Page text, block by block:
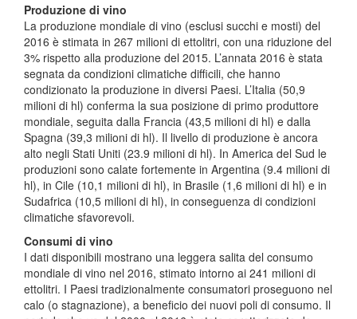
Produzione di vino
La produzione mondiale di vino (esclusi succhi e mosti) del
2016 è stimata in 267 milioni di ettolitri, con una riduzione del
3% rispetto alla produzione del 2015. L’annata 2016 è stata
segnata da condizioni climatiche difficili, che hanno
condizionato la produzione in diversi Paesi. L’Italia (50,9
milioni di hl) conferma la sua posizione di primo produttore
mondiale, seguita dalla Francia (43,5 milioni di hl) e dalla
Spagna (39,3 milioni di hl). Il livello di produzione è ancora
alto negli Stati Uniti (23.9 milioni di hl). In America del Sud le
produzioni sono calate fortemente in Argentina (9.4 milioni di
hl), in Cile (10,1 milioni di hl), in Brasile (1,6 milioni di hl) e in
Sudafrica (10,5 milioni di hl), in conseguenza di condizioni
climatiche sfavorevoli.
Consumi di vino
I dati disponibili mostrano una leggera salita del consumo
mondiale di vino nel 2016, stimato intorno ai 241 milioni di
ettolitri. I Paesi tradizionalmente consumatori proseguono nel
calo (o stagnazione), a beneficio dei nuovi poli di consumo. Il